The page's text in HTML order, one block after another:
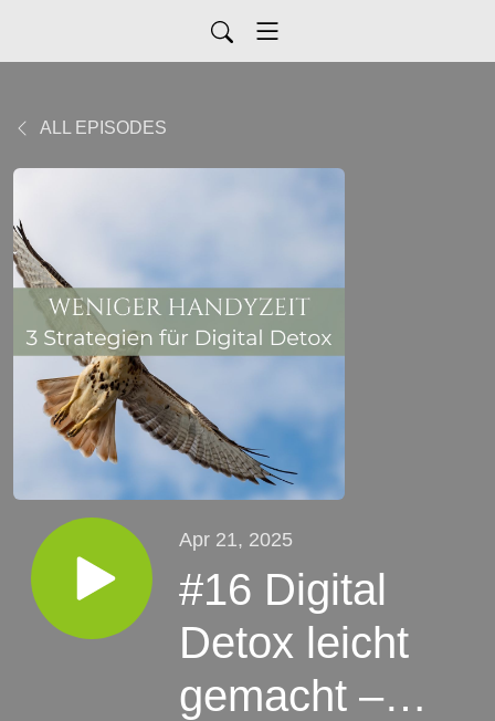
ALL EPISODES
Apr 21, 2025
#16 Digital
Detox leicht
gemacht – 3